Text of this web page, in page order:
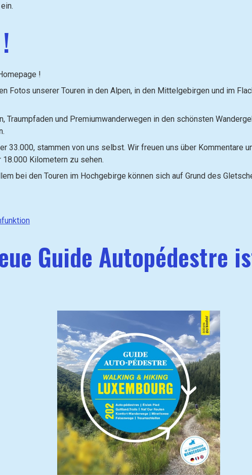
!
Fotos unserer Touren in den Alpen, in den Mittelgebirgen und im
Traumpfaden und Premiumwanderwegen in den schönsten
33.000, stammen von uns selbst. Wir freuen uns über Kommentare
18.000 Kilometern zu sehen.
bei den Touren im Hochgebirge können sich auf Grund des
Guide Autopédestre